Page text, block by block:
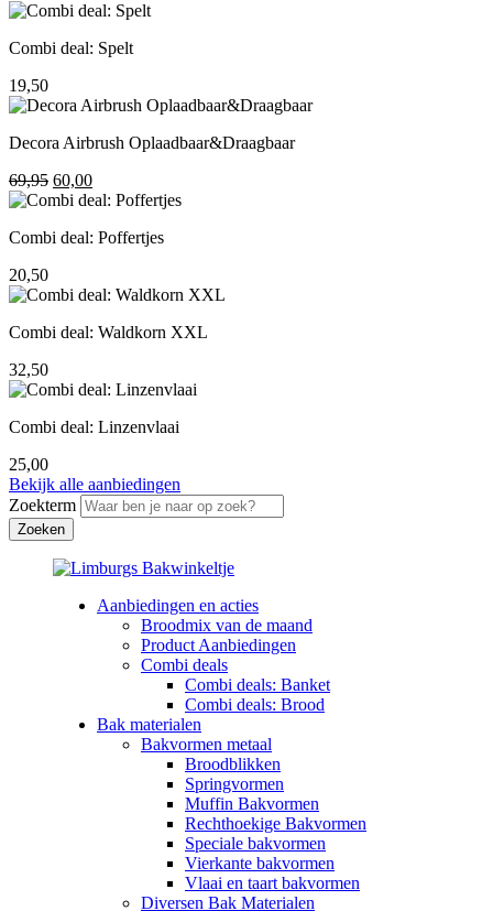
prijs
195,00.
prijs
155,00.
Combi deal: Spelt
19,50
Decora Airbrush Oplaadbaar&Draagbaar
69,95 Oorspronkelijke
prijs
69,95.
60,00Huidige
prijs
60,00.
Combi deal: Poffertjes
20,50
Combi deal: Waldkorn XXL
32,50
Combi deal: Linzenvlaai
25,00
Bekijk alle aanbiedingen
Zoekterm
Aanbiedingen en acties
Broodmix van de maand
Product Aanbiedingen
Combi deals
Combi deals: Banket
Combi deals: Brood
Bak materialen
Bakvormen metaal
Broodblikken
Springvormen
Muffin Bakvormen
Rechthoekige Bakvormen
Speciale bakvormen
Vierkante bakvormen
Vlaai en taart bakvormen
Diversen Bak Materialen